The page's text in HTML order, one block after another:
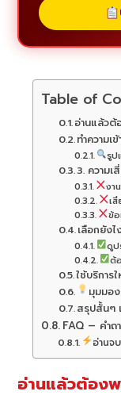
Table of
อ่านแล้วต้
ทำความเ
รูป
3. ความเ
งา
เ
ข้
เลือกยัง
ดูป
ต้
ใช้บริการ
มุมมอ
สรุปสั้นๆ
FAQ – คำ
อ่านจ
อ่านแล้วต้อง